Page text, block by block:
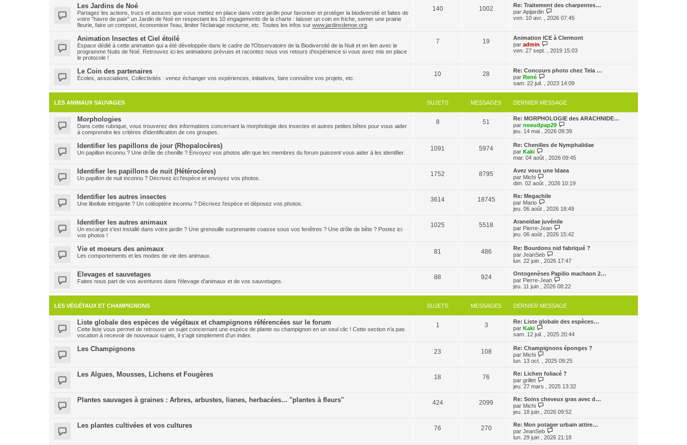
s
a
g
r
n
i
m
e
s
g
e
r
l
e
d
n
e
e
s
a
e
Les Jardins de Noé
Partagez les actions, trucs et astuces que vous mettez en place dans votre jardin pour favoriser et protéger la biodiversité et faites de
votre "havre de paix" un Jardin de Noé en respectant les 10 engagements de la charte : laisser un coin en friche, semer une prairie
fleurie, faire un compost, économiser l'eau, limiter l'éclairage nocturne, etc. Toutes les infos sur www.jardinsdenoe.org
140 1002
Re: Traitement des charpentes…
par Apijardin
o
e
d
e
i
r
m
s
g
e
ven. 10 avr. , 2026 07:45
Animation Insectes et Ciel étoilé
Espace dédié à cette animation qui a été développée dans le cadre de l'Observatoire de la Biodiversité de la Nuit et en lien avec le
programme Nuits de Noé. Retrouvez ici les animations prévues et racontez nous vos retours d'expérience si vous avez mis en place
le protocole !
7 19
Animation ICE à Clermont
par admin
o
e
d
e
r
i
r
m
e
s
a
e
ven. 27 sept. , 2019 15:03
Le Coin des partenaires
Ècoles, associations, Collectivités : venez échanger vos expériences, initiatives, faire connaître vos projets, etc.
10 28
Re: Concours photo chez Tela …
par René
o
r
l
e
d
e
r
n
e
m
e
s
a
g
sam. 22 juil. , 2023 14:09
LES ANIMAUX SAUVAGES SUJETS MESSAGES DERNIER MESSAGE
Morphologies
Dans cette rubrique, vous trouverez des informations concernant la morphologie des insectes et autres petites bêtes pour vous aider
à comprendre les critères d'identification de ces groupes.
8 51
Re: MORPHOLOGIE des ARACHNIDE…
par noeudpap29
o
l
e
d
r
i
e
g
jeu. 14 mai , 2026 09:39
Identifier les papillons de jour (Rhopalocères)
Un papillon inconnu ? Une drôle de chenille ? Envoyez vos photos afin que les membres du forum puissent vous aider à les identifier.
1091 5974
Re: Chenilles de Nymphalidae
par Kaki
o
r
d
e
r
n
i
r
m
e
s
a
g
mar. 04 août , 2026 09:45
Identifier les papillons de nuit (Hétérocères)
Un papillon de nuit inconnu ? Décrivez ici l'espèce et envoyez vos photos.
1752 8795
Avez vous une Idaea
par Michi
i
r
e
d
r
n
r
m
e
s
a
g
e
dim. 02 août , 2026 10:19
Identifier les autres insectes
Une libellule intrigante ? Un coléoptère inconnu ? Décrivez l'espèce et déposez vos photos.
3614 18745
Re: Megachile
par Mario
o
r
l
e
d
r
n
i
r
m
e
s
a
jeu. 06 août , 2026 18:49
Identifier les autres animaux
Un escargot s'est installé dans votre jardin ? Une grenouille surprenante coasse sous vos fenêtres ? Une drôle de bête ? Postez ici
vos photos !
1025 5518
Araneidae juvénile
par Pierre-Jean
o
e
d
r
i
e
m
s
s
a
g
jeu. 06 août , 2026 15:42
Vie et moeurs des animaux
Les comportements et les modes de vie des animaux.
81 486
Re: Bourdons nid fabriqué ?
par JeanSeb
o
r
l
e
d
e
r
n
i
e
m
s
a
g
lun. 22 juin , 2026 17:47
Elevages et sauvetages
Faites nous part de vos aventures dans l'élevage d'animaux et de vos sauvetages.
88 924
Ontogenèses Papilio machaon 2…
par Pierre-Jean
o
r
l
e
d
e
n
e
m
e
s
s
a
g
jeu. 11 juin , 2026 08:22
LES VÉGÉTAUX ET CHAMPIGNONS SUJETS MESSAGES DERNIER MESSAGE
Liste globale des espèces de végétaux et champignons référencées sur le forum
Cette liste vous permet de retrouver un sujet concernant une espèce de plante ou champignon en un seul clic ! Cette section n'a pas
vocation à recevoir de nouveaux sujets, il s'agit simplement d'un index.
1 3
Re: Liste globale des espèces…
par Kaki
i
r
l
e
d
r
r
e
s
a
g
sam. 12 juil. , 2025 20:44
Les Champignons 23 108
Re: Champignons éponges ?
par Michi
o
r
d
e
r
n
i
r
m
e
lun. 13 oct. , 2025 09:25
Les Algues, Mousses, Lichens et Fougères 18 76
Re: Lichen foliacé ?
par grillet
r
e
d
e
r
n
i
jeu. 27 mars , 2025 13:32
Plantes sauvages à graines : Arbres, arbustes, lianes, herbacées... "plantes à fleurs" 424 2099
Re: Soins cheveux gras avec d…
par Michi
o
r
e
d
jeu. 18 juin , 2026 09:52
Les plantes cultivées et vos cultures 76 270
Re: Mon potager urbain attire…
par JeanSeb
o
lun. 29 juin , 2026 21:18